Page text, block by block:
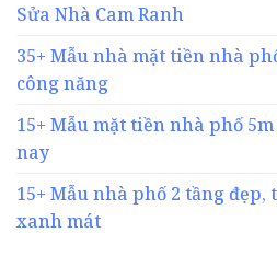
Sửa Nhà Cam Ranh
35+ Mẫu nhà mặt tiền nhà
công năng
15+ Mẫu mặt tiền nhà phố
nay
15+ Mẫu nhà phố 2 tầng
xanh mát